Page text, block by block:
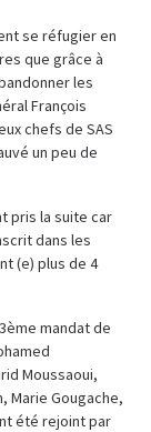
se réfugier en
que grâce à
les
François
chefs de SAS
un peu de
pris la suite car
dans les
(e) plus de 4
mandat de
Moussaoui,
Marie Gougache,
été rejoint par